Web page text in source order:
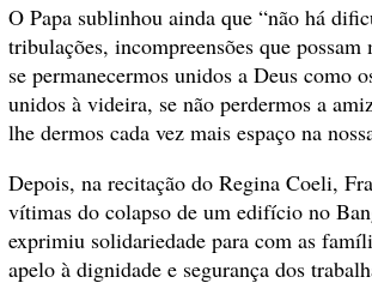
O Papa sublinhou ainda que “não há
tribulações, incompreensões que possam
se permanecermos unidos a Deus como
unidos à videira, se não perdermos a
lhe dermos cada vez mais espaço na
Depois, na recitação do Regina Coeli,
vítimas do colapso de um edifício no
exprimiu solidariedade para com as
apelo à dignidade e segurança dos